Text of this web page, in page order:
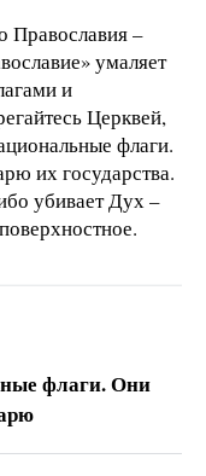
Православия –
умаляет
и
Церквей,
флаги.
их государства.
убивает Дух –
флаги. Они